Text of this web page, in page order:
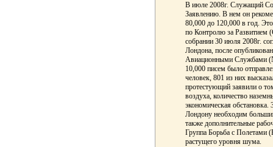
В июле 2008г. Служащий
Заявлению. В нем он
80,000 до 120,000 в год.
по Контролю за Развитием
собрании 30 июля 2008г.
Лондона, после
Авиационными Службами
10,000 писем было
человек, 801 из них
протестующий заявили о
воздуха, количество
экономическая обстановка.
Лондону необходим
также дополнительные
Группа Борьба с Полетами
растущего уровня шума.